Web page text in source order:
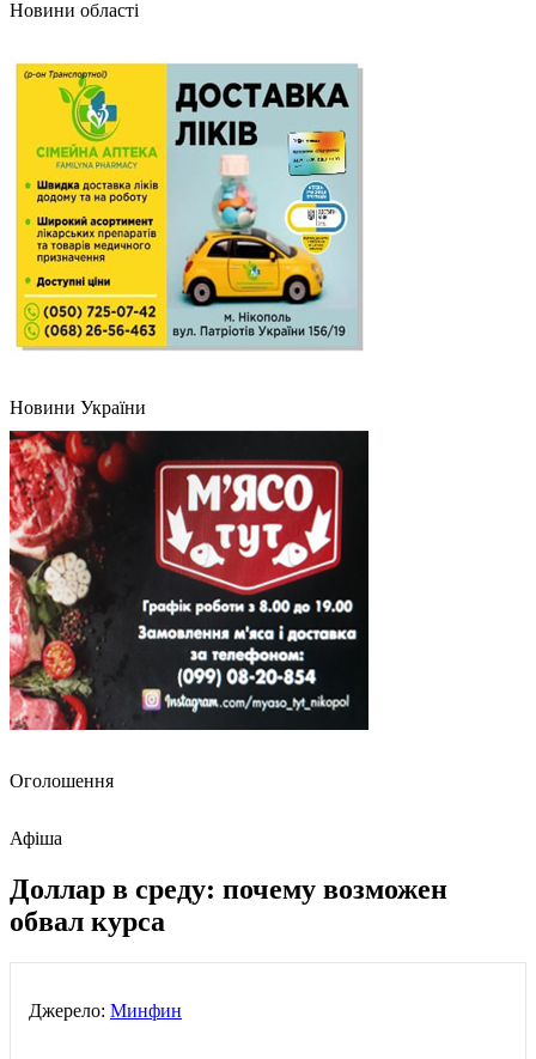
Новини області
Новини України
Оголошення
Афіша
Доллар в среду: почему возможен
обвал курса
Джерело: Минфин